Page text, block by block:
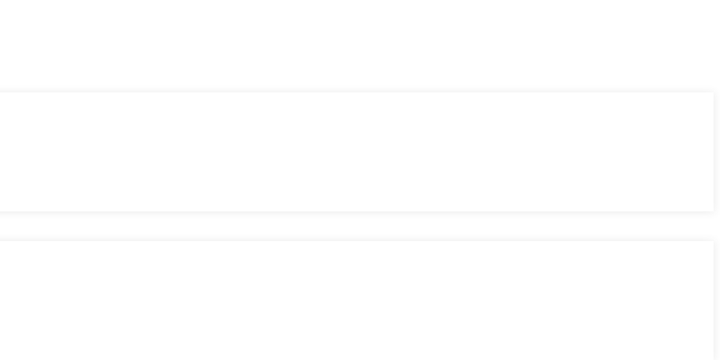
complicações.
do mercado.
e dApps.